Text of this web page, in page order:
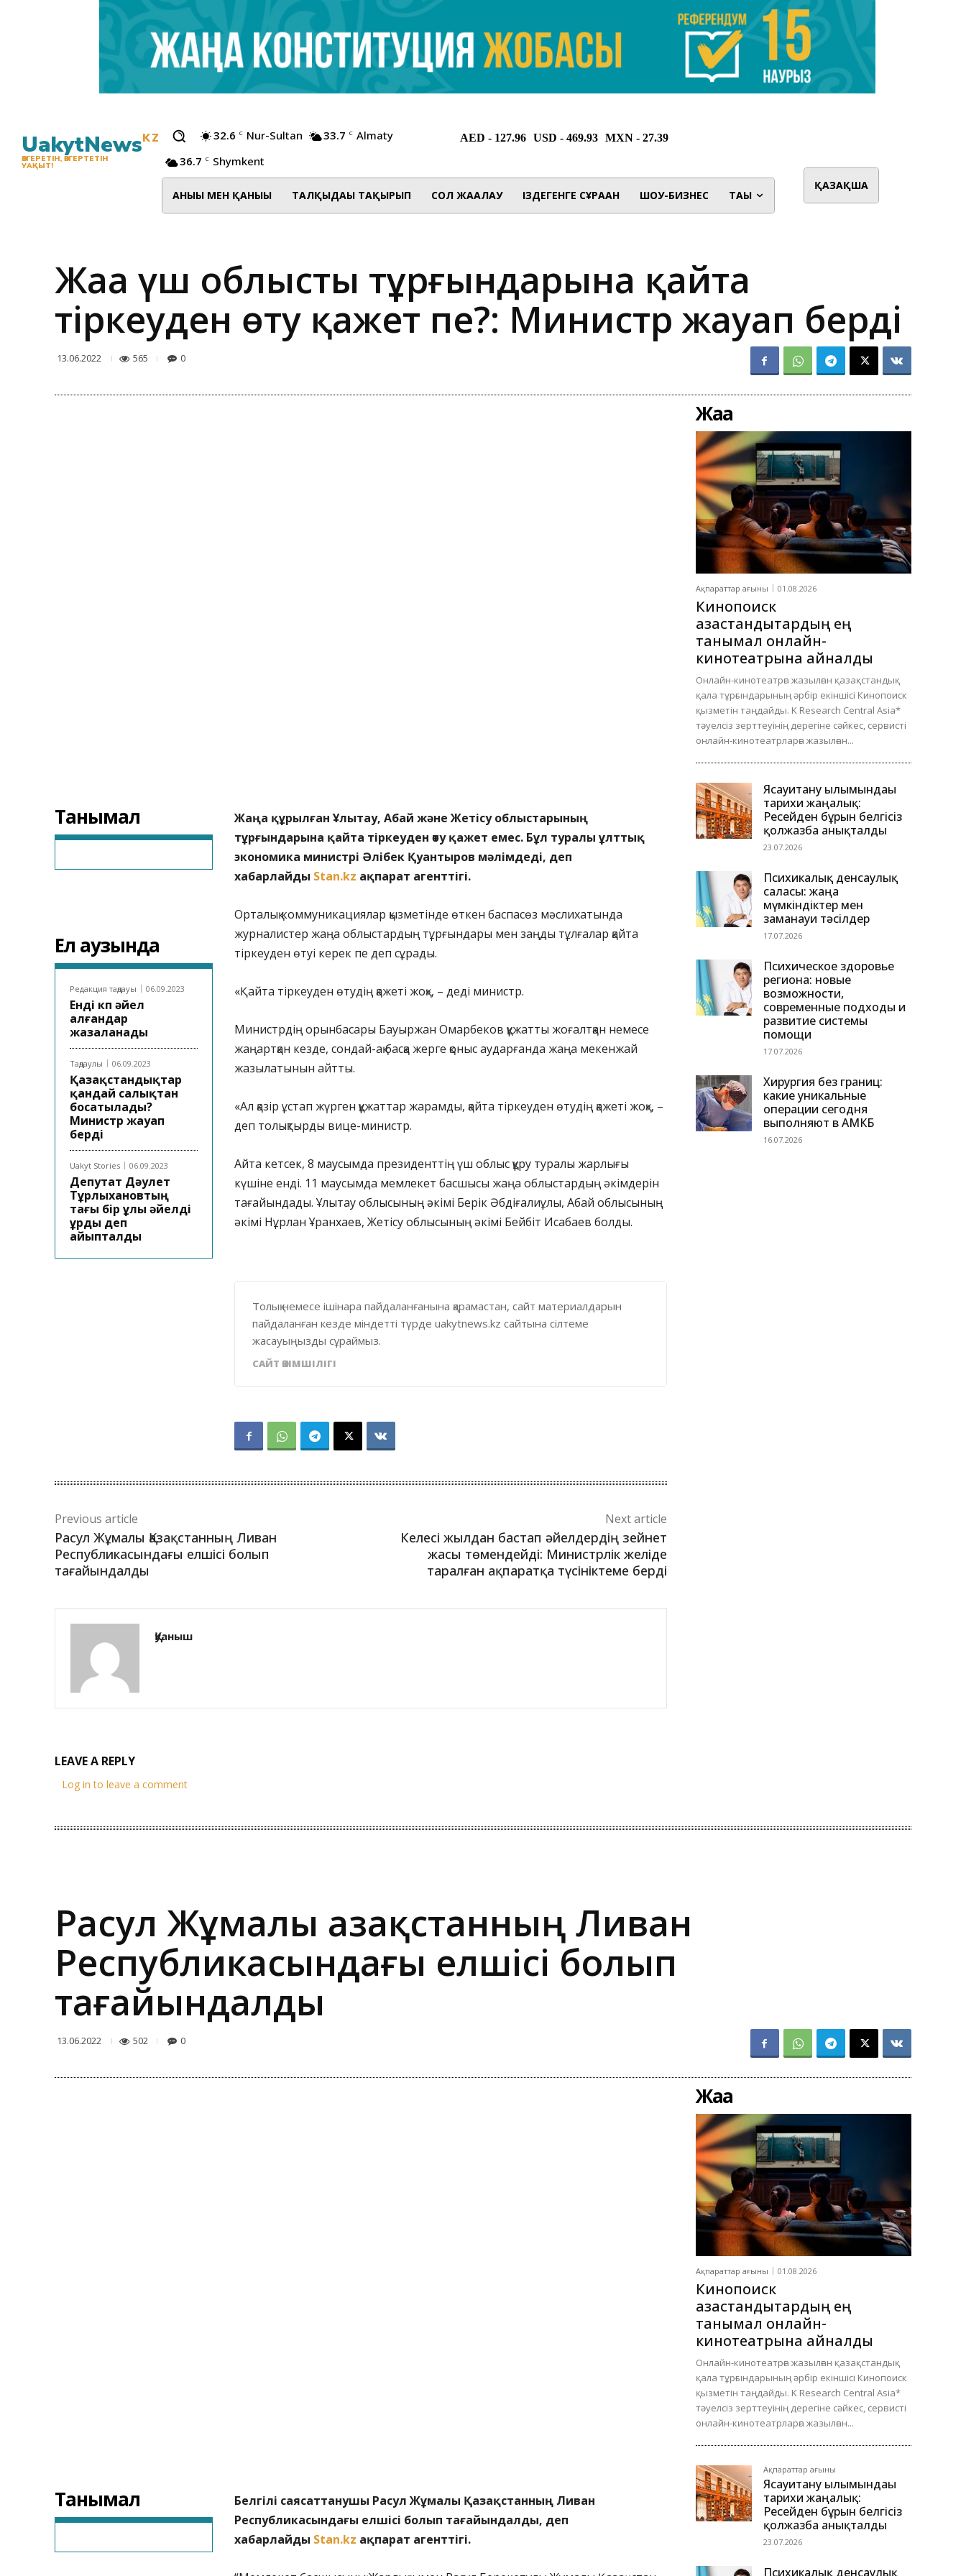
UakytNewsKZ
ӨЗГЕРЕТІН, ӨЗГЕРТЕТІН
УАҚЫТ!
32.6 C Nur-Sultan 33.7 C Almaty
36.7 C Shymkent
АНЫҒЫ МЕН ҚАНЫҒЫ ТАЛҚЫДАҒЫ ТАҚЫРЫП СОЛ ЖАҒАЛАУ ІЗДЕГЕНГЕ СҰРАҒАН ШОУ-БИЗНЕС ТАҒЫ
ҚАЗАҚША
Жаңа үш облыстың тұрғындарына қайта
тіркеуден өту қажет пе?: Министр жауап берді
13.06.2022 565 0
Танымал
Ел аузында
Редакция таңдауы 06.09.2023
Енді көп әйел
алғандар
жазаланады
Таңдаулы 06.09.2023
Қазақстандықтар
қандай салықтан
босатылады?
Министр жауап
берді
Uakyt Stories 06.09.2023
Депутат Дәулет
Тұрлыхановтың
тағы бір ұлы әйелді
ұрды деп
айыпталды
Жаңа құрылған Ұлытау, Абай және Жетісу облыстарының
тұрғындарына қайта тіркеуден өту қажет емес. Бұл туралы ұлттық
экономика министрі Әлібек Қуантыров мәлімдеді, деп
хабарлайды Stan.kz ақпарат агенттігі.
Орталық коммуникациялар қызметінде өткен баспасөз мәслихатында
журналистер жаңа облыстардың тұрғындары мен заңды тұлғалар қайта
тіркеуден өтуі керек пе деп сұрады.
«Қайта тіркеуден өтудің қажеті жоқ», – деді министр.
Министрдің орынбасары Бауыржан Омарбеков құжатты жоғалтқан немесе
жаңартқан кезде, сондай-ақ басқа жерге қоныс аударғанда жаңа мекенжай
жазылатынын айтты.
«Ал қазір ұстап жүрген құжаттар жарамды, қайта тіркеуден өтудің қажеті жоқ», –
деп толықтырды вице-министр.
Айта кетсек, 8 маусымда президенттің үш облыс құру туралы жарлығы
күшіне енді. 11 маусымда мемлекет басшысы жаңа облыстардың әкімдерін
тағайындады. Ұлытау облысының әкімі Берік Әбдіғалиұлы, Абай облысының
әкімі Нұрлан Ұранхаев, Жетісу облысының әкімі Бейбіт Исабаев болды.
Толық немесе ішінара пайдаланғанына қарамастан, сайт материалдарын
пайдаланған кезде міндетті түрде uakytnews.kz сайтына сілтеме
жасауыңызды сұраймыз.
САЙТ ӘКІМШІЛІГІ
Previous article
Расул Жұмалы Қазақстанның Ливан
Республикасындағы елшісі болып
тағайындалды
Next article
Келесі жылдан бастап әйелдердің зейнет
жасы төмендейді: Министрлік желіде
таралған ақпаратқа түсініктеме берді
Қуаныш
LEAVE A REPLY
Log in to leave a comment
Жаңа
Ақпараттар ағыны 01.08.2026
Кинопоиск
қазақстандықтардың ең
танымал онлайн-
кинотеатрына айналды
Онлайн-кинотеатрға жазылған қазақстандық
қала тұрғындарының әрбір екіншісі Кинопоиск
қызметін таңдайды. K Research Central Asia*
тәуелсіз зерттеуінің дерегіне сәйкес, сервисті
онлайн-кинотеатрларға жазылған...
Ясауитану ғылымындағы
тарихи жаңалық:
Ресейден бұрын белгісіз
қолжазба анықталды
23.07.2026
Психикалық денсаулық
саласы: жаңа
мүмкіндіктер мен
заманауи тәсілдер
17.07.2026
Психическое здоровье
региона: новые
возможности,
современные подходы и
развитие системы
помощи
17.07.2026
Хирургия без границ:
какие уникальные
операции сегодня
выполняют в АМКБ
16.07.2026